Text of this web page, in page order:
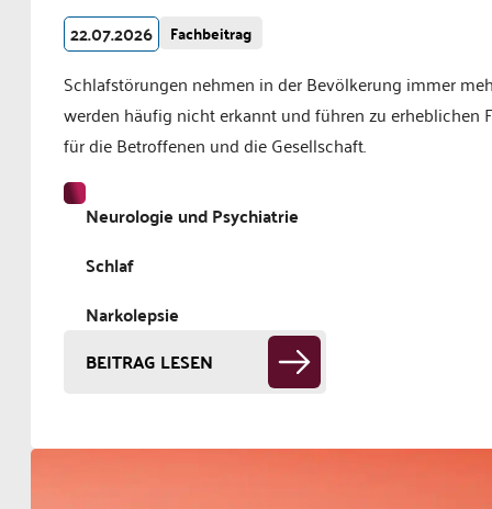
22.07.2026 Fachbeitrag
Schlafstörungen nehmen in der Bevölkerung immer
werden häufig nicht erkannt und führen zu erheblichen
für die Betroffenen und die Gesellschaft.
Neurologie und Psychiatrie
Schlaf
Narkolepsie
BEITRAG LESEN